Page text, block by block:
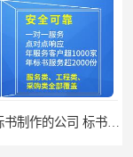
珠海靠谱标书制作的公司 标书制作课程